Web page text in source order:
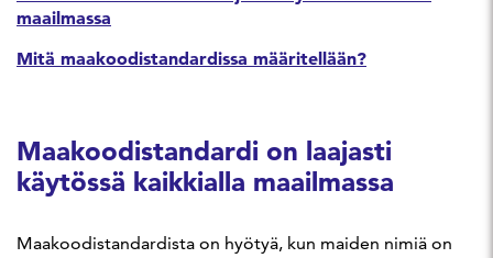
maailmassa
Mitä maakoodistandardissa määritellään?
Maakoodistandardi on laajasti
käytössä kaikkialla maailmassa
Maakoodistandardista on hyötyä, kun maiden nimiä on